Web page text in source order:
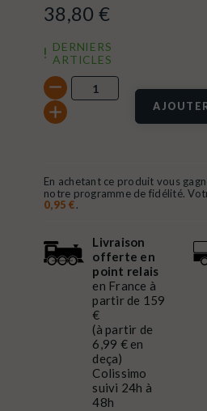
38,80 €
DERNIERS
ARTICLES
En achetant ce produit vous
notre programme de fidélité.
0,95 €.
Livraison
offerte en
point relais
en France à
partir de 159
€
(à partir de
6,99 € en
deça)
Colissimo
suivi 24h à
48h